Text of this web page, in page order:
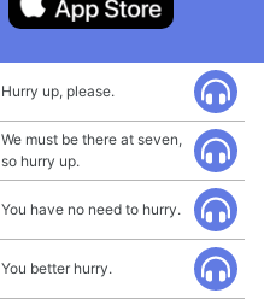
Hurry up, please.
We must be there at seven,
so hurry up.
You have no need to hurry.
You better hurry.